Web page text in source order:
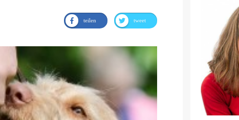
teilen tweet